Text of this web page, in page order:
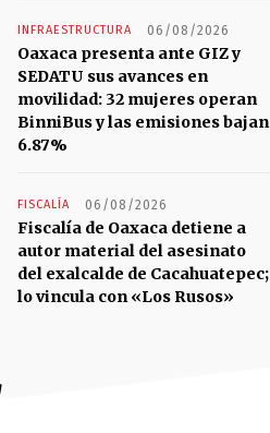
INFRAESTRUCTURA 06/08/2026
Oaxaca presenta ante GIZ y
SEDATU sus avances en
movilidad: 32 mujeres operan
BinniBus y las emisiones bajan
6.87%
FISCALÍA 06/08/2026
Fiscalía de Oaxaca detiene a
autor material del asesinato
del exalcalde de Cacahuatepec;
lo vincula con «Los Rusos»